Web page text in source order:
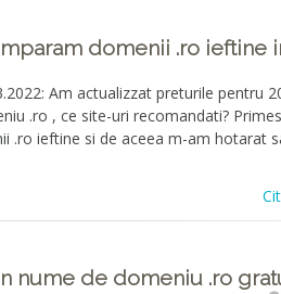
domenii .ro ieftine
Am actualizzat preturile pentru
.ro , ce site-uri recomandati?
.ro ieftine si de aceea m-am hotarat
nume de domeniu .ro